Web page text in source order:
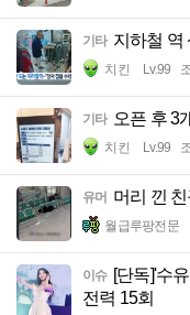
기타 지하철 역
치킨 Lv.99
기타 오픈 후 3
치킨 Lv.99
유머 머리 낀
월급루팡전문
이슈 [단독]'수
전력 15회